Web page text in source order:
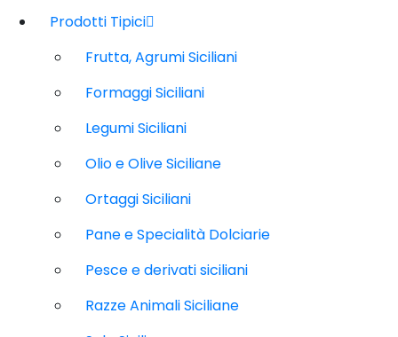
Prodotti Tipici
Frutta, Agrumi Siciliani
Formaggi Siciliani
Legumi Siciliani
Olio e Olive Siciliane
Ortaggi Siciliani
Pane e Specialità Dolciarie
Pesce e derivati siciliani
Razze Animali Siciliane